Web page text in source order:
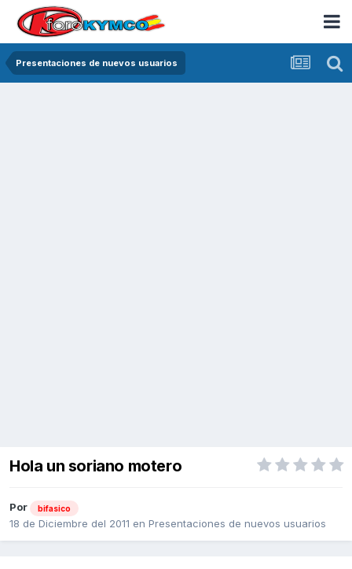
Presentaciones de nuevos usuarios
Hola un soriano motero
Por bifasico
18 de Diciembre del 2011 en Presentaciones de nuevos usuarios